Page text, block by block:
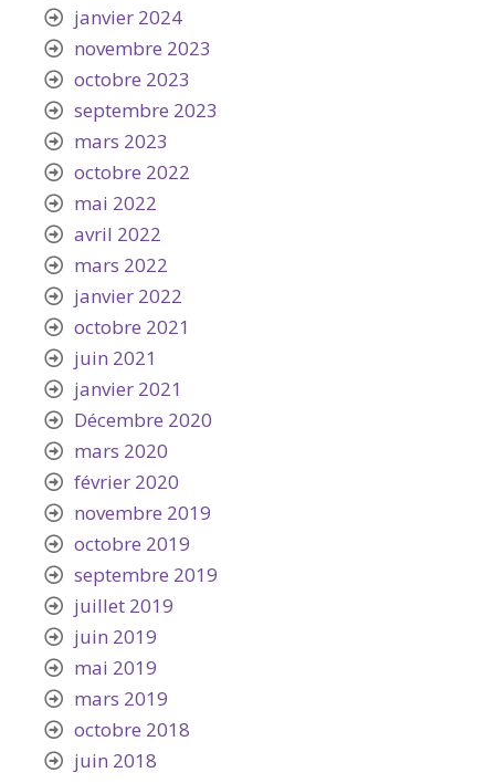
janvier 2024
novembre 2023
octobre 2023
septembre 2023
mars 2023
octobre 2022
mai 2022
avril 2022
mars 2022
janvier 2022
octobre 2021
juin 2021
janvier 2021
Décembre 2020
mars 2020
février 2020
novembre 2019
octobre 2019
septembre 2019
juillet 2019
juin 2019
mai 2019
mars 2019
octobre 2018
juin 2018